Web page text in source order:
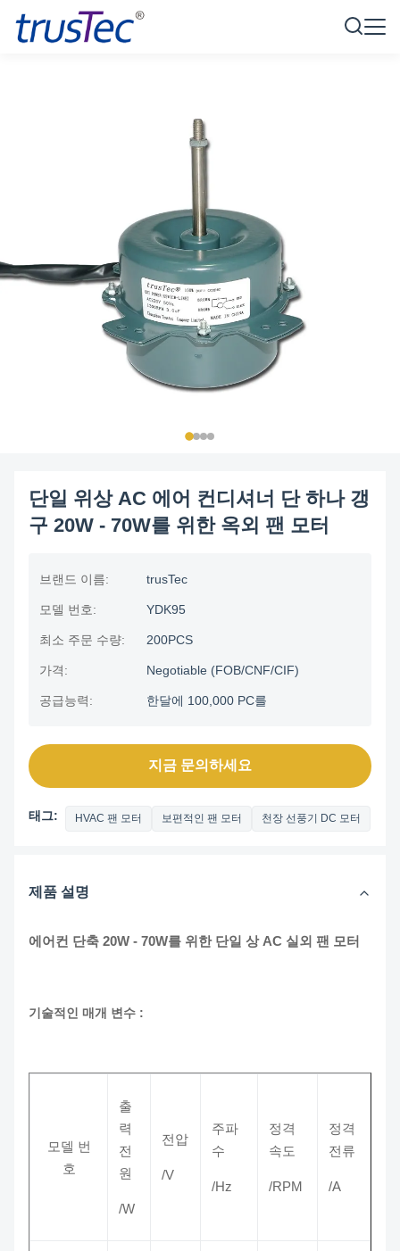
단일 위상 AC 에어 컨디셔너 단 하나 갱
구 20W - 70W를 위한 옥외 팬 모터
브랜드 이름: trusTec
모델 번호: YDK95
최소 주문 수량: 200PCS
가격: Negotiable (FOB/CNF/CIF)
공급능력: 한달에 100,000 PC를
지금 문의하세요
태그: HVAC 팬 모터 보편적인 팬 모터 천장 선풍기 DC 모터
제품 설명
에어컨 단축 20W - 70W를 위한 단일 상 AC 실외 팬 모터
기술적인 매개 변수 :
모델 번
호
출
력
전
원
/W
전압
/V
주파
수
/Hz
정격
속도
/RPM
정격
전류
/A